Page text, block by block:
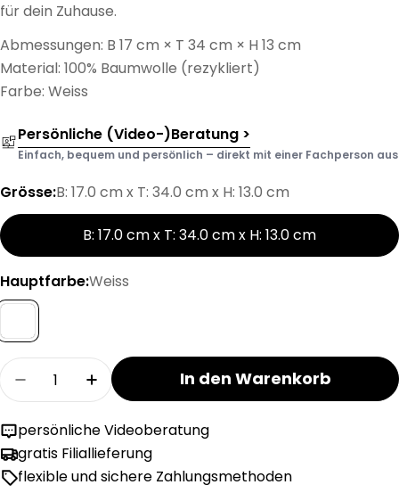
für dein Zuhause.
Abmessungen: B 17 cm × T 34 cm × H 13 cm
Material: 100% Baumwolle (rezykliert)
Farbe: Weiss
Persönliche (Video-)Beratung >
Einfach, bequem und persönlich – direkt mit einer Fachperson aus
Grösse:B: 17.0 cm x T: 34.0 cm x H: 13.0 cm
B: 17.0 cm x T: 34.0 cm x H: 13.0 cm
Hauptfarbe:Weiss
Menge
Menge für CLEA Korb verringern
Menge für CLEA Korb erhöhen
In den Warenkorb
persönliche Videoberatung
gratis Filiallieferung
flexible und sichere Zahlungsmethoden